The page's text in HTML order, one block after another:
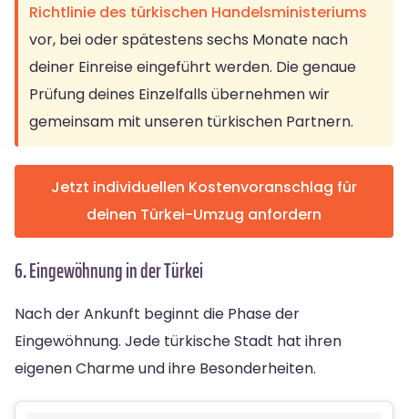
Richtlinie des türkischen Handelsministeriums
vor, bei oder spätestens sechs Monate nach
deiner Einreise eingeführt werden. Die genaue
Prüfung deines Einzelfalls übernehmen wir
gemeinsam mit unseren türkischen Partnern.
Jetzt individuellen Kostenvoranschlag für
deinen Türkei-Umzug anfordern
6. Eingewöhnung in der Türkei
Nach der Ankunft beginnt die Phase der
Eingewöhnung. Jede türkische Stadt hat ihren
eigenen Charme und ihre Besonderheiten.